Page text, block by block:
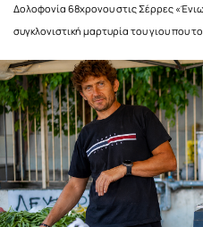
Δολοφονία 68χρονου στις Σέρρες «Ένιωθα πως κάτι είχε συμβεί»: Η
συγκλονιστική μαρτυρία του γιου που